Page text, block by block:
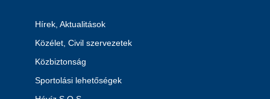
Hírek, Aktualitások
Közélet, Civil szervezetek
Közbiztonság
Sportolási lehetőségek